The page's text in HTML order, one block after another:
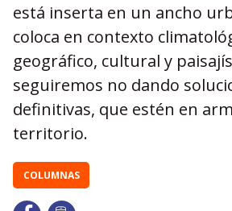
está inserta en un ancho
coloca en contexto
geográfico, cultural y
seguiremos no dando
definitivas, que estén en
territorio.
COLUMNAS